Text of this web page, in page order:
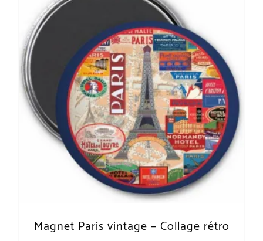
Magnet Paris vintage – Collage rétro